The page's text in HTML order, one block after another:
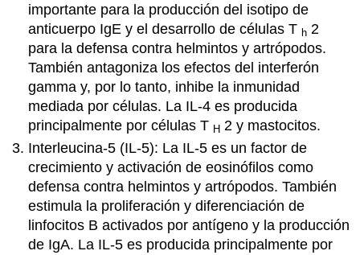
importante para la producción del isotipo de
anticuerpo IgE y el desarrollo de células Th 2
para la defensa contra helmintos y artrópodos.
También antagoniza los efectos del interferón
gamma y, por lo tanto, inhibe la inmunidad
mediada por células. La IL-4 es producida
principalmente por células T H 2 y mastocitos.
Interleucina-5 (IL-5): La IL-5 es un factor de
crecimiento y activación de eosinófilos como
defensa contra helmintos y artrópodos. También
estimula la proliferación y diferenciación de
linfocitos B activados por antígeno y la producción
de IgA. La IL-5 es producida principalmente por